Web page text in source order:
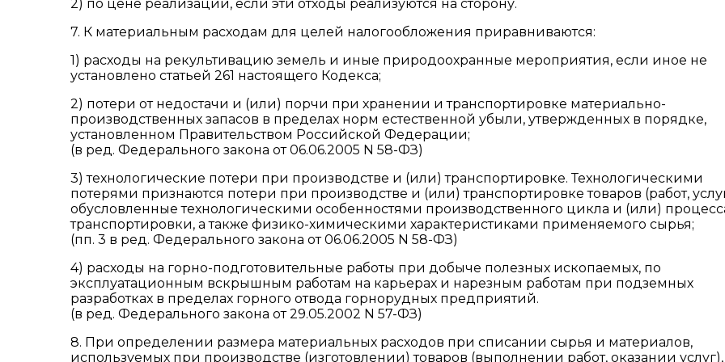
2) по цене реализации, если эти отходы реализуются на сторону.
7. К материальным расходам для целей налогообложения приравниваются:
1) расходы на рекультивацию земель и иные природоохранные мероприятия, если иное не
установлено статьей 261 настоящего Кодекса;
2) потери от недостачи и (или) порчи при хранении и транспортировке материально-
производственных запасов в пределах норм естественной убыли, утвержденных в порядке,
установленном Правительством Российской Федерации;
(в ред. Федерального закона от 06.06.2005 N 58-ФЗ)
3) технологические потери при производстве и (или) транспортировке. Технологическими
потерями признаются потери при производстве и (или) транспортировке товаров (работ,
обусловленные технологическими особенностями производственного цикла и (или)
транспортировки, а также физико-химическими характеристиками применяемого сырья;
(пп. 3 в ред. Федерального закона от 06.06.2005 N 58-ФЗ)
4) расходы на горно-подготовительные работы при добыче полезных ископаемых, по
эксплуатационным вскрышным работам на карьерах и нарезным работам при подземных
разработках в пределах горного отвода горнорудных предприятий.
(в ред. Федерального закона от 29.05.2002 N 57-ФЗ)
8. При определении размера материальных расходов при списании сырья и материалов,
используемых при производстве (изготовлении) товаров (выполнении работ, оказании услуг),